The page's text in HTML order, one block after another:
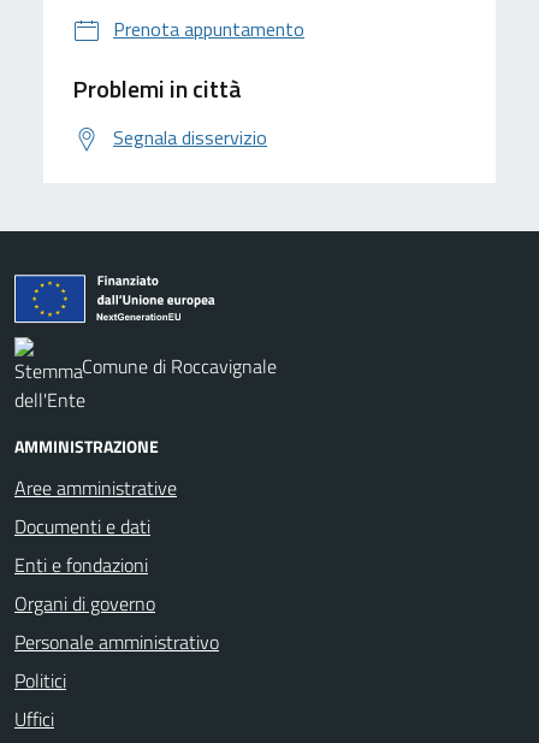
Prenota appuntamento
Problemi in città
Segnala disservizio
Comune di Roccavignale
AMMINISTRAZIONE
Aree amministrative
Documenti e dati
Enti e fondazioni
Organi di governo
Personale amministrativo
Politici
Uffici